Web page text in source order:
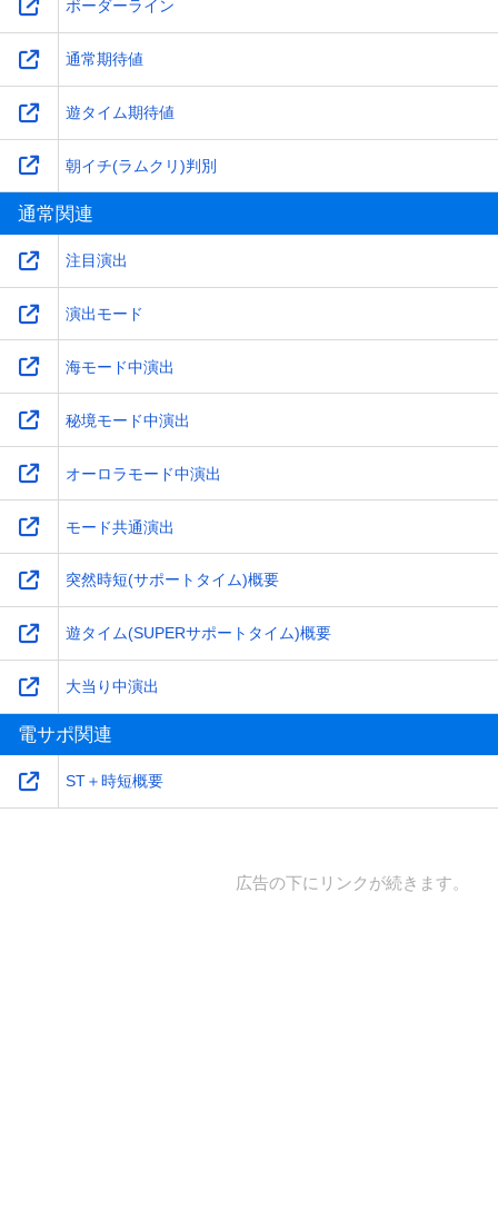
ボーダーライン
通常期待値
遊タイム期待値
朝イチ(ラムクリ)判別
通常関連
注目演出
演出モード
海モード中演出
秘境モード中演出
オーロラモード中演出
モード共通演出
突然時短(サポートタイム)概要
遊タイム(SUPERサポートタイム)概要
大当り中演出
電サポ関連
ST＋時短概要
広告の下にリンクが続きます。